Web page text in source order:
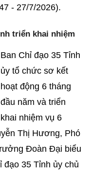
- 27/7/2026).
triển khai nhiệm
Ban Chỉ đạo 35 Tỉnh
ủy tổ chức sơ kết
hoạt động 6 tháng
đầu năm và triển
khai nhiệm vụ 6
Thị Hương, Phó
Đoàn Đại biểu
đạo 35 Tỉnh ủy chủ